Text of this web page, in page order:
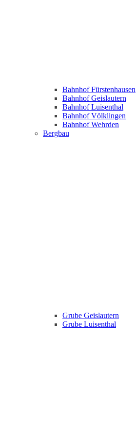
Bahnhof Fürstenhausen
Bahnhof Geislautern
Bahnhof Luisenthal
Bahnhof Völklingen
Bahnhof Wehrden
Bergbau
Grube Geislautern
Grube Luisenthal